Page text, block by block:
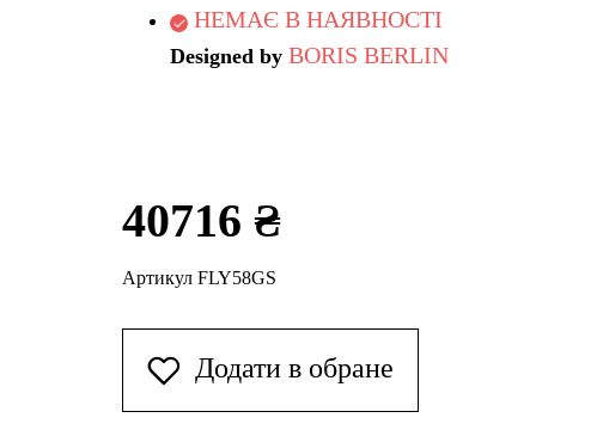
НЕМАЄ В НАЯВНОСТІ
Designed by BORIS BERLIN
40716 ₴
Артикул FLY58GS
Додати в обране